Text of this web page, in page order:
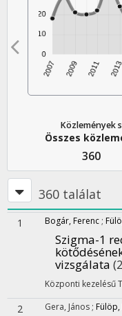
Közlemények
Összes
360
360 találat
1 Bogár, Ferenc ;
Szigma-1
vizsgálata
Központi kezelésű
2 Gera, János ; Fülöp,